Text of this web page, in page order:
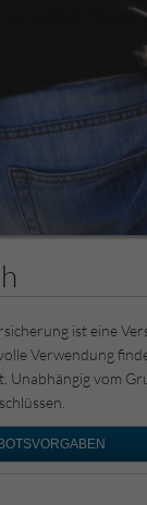
ist eine
Verwendung
Unabhängig vom